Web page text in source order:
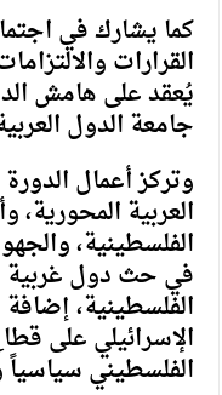
كما يشارك في
القرارات
جامعة الدول
العربية المحورية،
الفلسطينية،
في حث دول غربية
الفلسطينية،
الإسرائيلي على
الفلسطيني سياسياً